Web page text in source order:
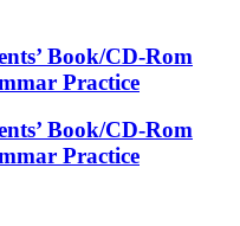
Book/CD-Rom
Practice
Book/CD-Rom
Practice